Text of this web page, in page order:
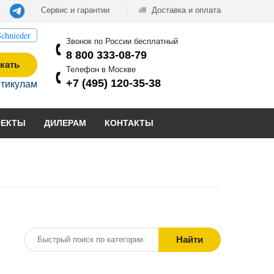
Сервис и гарантии Доставка и оплата
Звонок по России бесплатный
8 800 333-08-79
Телефон в Москве
+7 (495) 120-35-38
ДИЛЕРАМ КОНТАКТЫ
Найти